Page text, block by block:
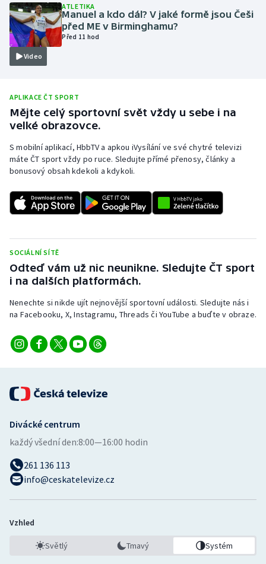
Motorsport
Olympijské hry
Plavání
Ragby
Rychlobruslení
Short track
Sportovní střelba
Stolní tenis
Triatlon
Vodní slalom
Volejbal
Ostatní
Video
ATLETIKA
Manuel a kdo dál? V jaké formě jsou Češi
před ME v Birminghamu?
Před 11 hod
APLIKACE ČT SPORT
Mějte celý sportovní svět vždy u sebe i na
velké obrazovce.
S mobilní aplikací, HbbTV a apkou iVysílání ve své chytré televizi
máte ČT sport vždy po ruce. Sledujte přímé přenosy, články a
bonusový obsah kdekoli a kdykoli.
SOCIÁLNÍ SÍTĚ
Odteď vám už nic neunikne. Sledujte ČT sport
i na dalších platformách.
Nenechte si nikde ujít nejnovější sportovní události. Sledujte nás i
na Facebooku, X, Instagramu, Threads či YouTube a buďte v obraze.
Divácké centrum
každý všední den:8:00—16:00 hodin
261 136 113
info@ceskatelevize.cz
Vzhled
Světlý Tmavý Systém